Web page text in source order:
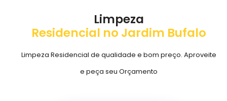
Limpeza
Residencial no Jardim Bufalo
Limpeza Residencial de qualidade e bom preço. Aproveite
e peça seu Orçamento